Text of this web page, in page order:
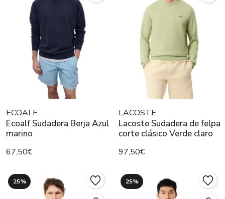
ECOALF
Ecoalf Sudadera Berja Azul
marino
67,50€
LACOSTE
Lacoste Sudadera de felpa
corte clásico Verde claro
97,50€
25% 25%